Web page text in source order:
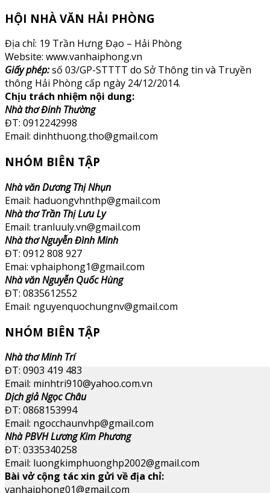
HỘI NHÀ VĂN HẢI PHÒNG
Địa chỉ: 19 Trần Hưng Đạo – Hải Phòng
Website: www.vanhaiphong.vn
Giấy phép:số 03/GP-STTTT do Sở Thông tin và Truyền
thông Hải Phòng cấp ngày 24/12/2014.
Chịu trách nhiệm nội dung:
Nhà thơ Đinh Thường
ĐT: 0912242998
Email: dinhthuong.tho@gmail.com
NHÓM BIÊN TẬP
Nhà văn Dương Thị Nhụn
Email: haduongvhnthp@gmail.com
Nhà thơ Trần Thị Lưu Ly
Email: tranluuly.vn@gmail.com
Nhà thơ Nguyễn Đình Minh
ĐT: 0912 808 927
Emai: vphaiphong1@gmail.com
Nhà văn Nguyễn Quốc Hùng
ĐT: 0835612552
Email: nguyenquochungnv@gmail.com
NHÓM BIÊN TẬP
Nhà thơ Minh Trí
ĐT: 0903 419 483
Email: minhtri910@yahoo.com.vn
Dịch giả Ngọc Châu
ĐT: 0868153994
Email: ngocchaunvhp@gmail.com
Nhà PBVH Lương Kim Phương
ĐT: 0335340258
Email: luongkimphuonghp2002@gmail.com
Bài vở cộng tác xin gửi về địa chỉ:
vanhaiphong01@gmail.com